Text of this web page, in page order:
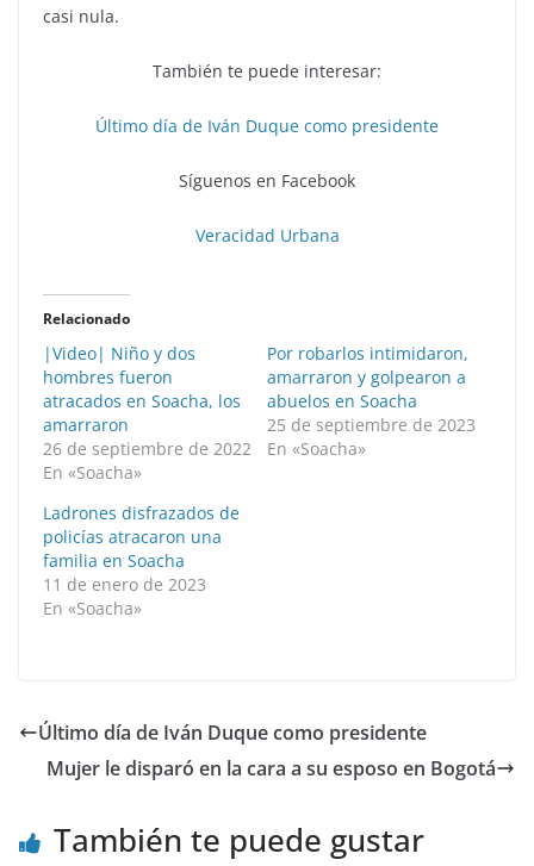
casi nula.
También te puede interesar:
Último día de Iván Duque como presidente
Síguenos en Facebook
Veracidad Urbana
Relacionado
|Video| Niño y dos
hombres fueron
atracados en Soacha, los
amarraron
26 de septiembre de 2022
En «Soacha»
Por robarlos intimidaron,
amarraron y golpearon a
abuelos en Soacha
25 de septiembre de 2023
En «Soacha»
Ladrones disfrazados de
policías atracaron una
familia en Soacha
11 de enero de 2023
En «Soacha»
Último día de Iván Duque como presidente
Mujer le disparó en la cara a su esposo en Bogotá
También te puede gustar